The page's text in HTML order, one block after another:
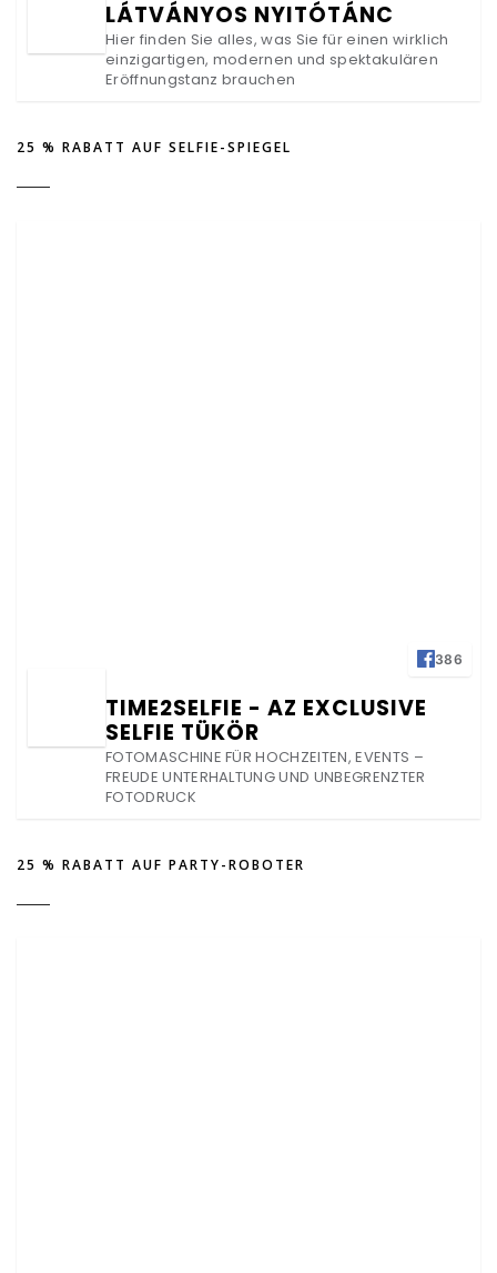
LÁTVÁNYOS NYITÓTÁNC
Hier finden Sie alles, was Sie für einen wirklich
einzigartigen, modernen und spektakulären
Eröffnungstanz brauchen
25 % RABATT AUF SELFIE-SPIEGEL
386
TIME2SELFIE - AZ EXCLUSIVE
SELFIE TÜKÖR
FOTOMASCHINE FÜR HOCHZEITEN, EVENTS –
FREUDE UNTERHALTUNG UND UNBEGRENZTER
FOTODRUCK
25 % RABATT AUF PARTY-ROBOTER